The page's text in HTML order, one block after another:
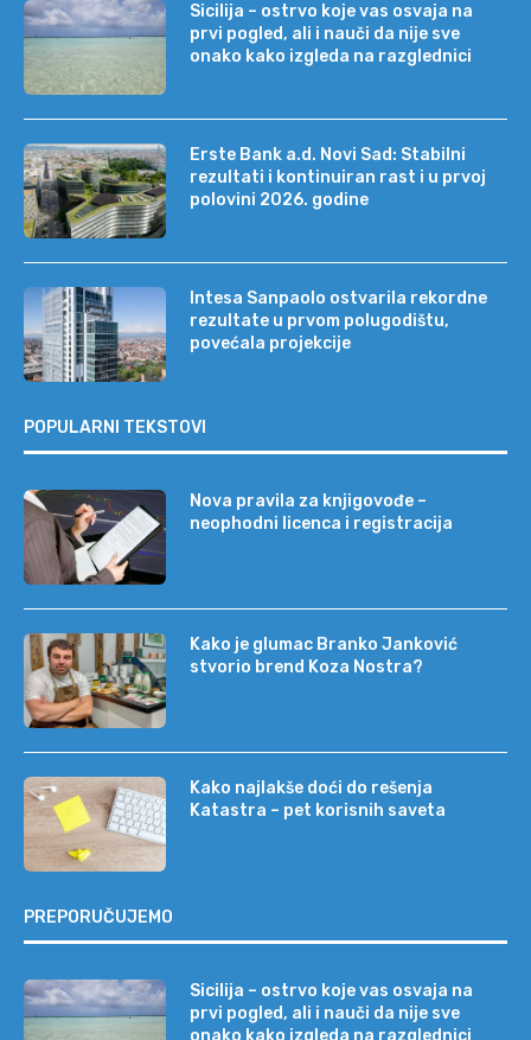
Sicilija – ostrvo koje vas osvaja na
prvi pogled, ali i nauči da nije sve
onako kako izgleda na razglednici
Erste Bank a.d. Novi Sad: Stabilni
rezultati i kontinuiran rast i u prvoj
polovini 2026. godine
Intesa Sanpaolo ostvarila rekordne
rezultate u prvom polugodištu,
povećala projekcije
POPULARNI TEKSTOVI
Nova pravila za knjigovođe –
neophodni licenca i registracija
Kako je glumac Branko Janković
stvorio brend Koza Nostra?
Kako najlakše doći do rešenja
Katastra – pet korisnih saveta
PREPORUČUJEMO
Sicilija – ostrvo koje vas osvaja na
prvi pogled, ali i nauči da nije sve
onako kako izgleda na razglednici